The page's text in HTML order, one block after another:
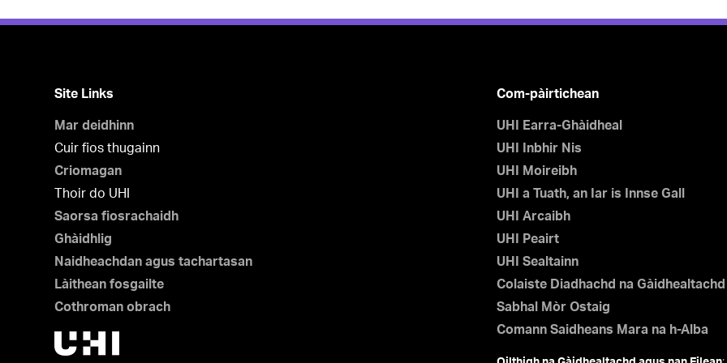
Site Links
Mar deidhinn
Cuir fios thugainn
Criomagan
Thoir do UHI
Saorsa fiosrachaidh
Ghàidhlig
Naidheachdan agus tachartasan
Làithean fosgailte
Cothroman obrach
Com-pàirtichean
UHI Earra-Ghàidheal
UHI Inbhir Nis
UHI Moireibh
UHI a Tuath, an Iar is Innse Gall
UHI Arcaibh
UHI Peairt
UHI Sealtainn
Colaiste Diadhachd na Gàidhealtachd
Sabhal Mòr Ostaig
Comann Saidheans Mara na h-Alba